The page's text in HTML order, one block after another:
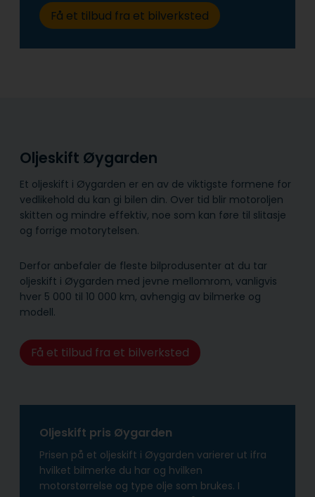
Få et tilbud fra et bilverksted
Oljeskift Øygarden
Et oljeskift i Øygarden er en av de viktigste formene for
vedlikehold du kan gi bilen din. Over tid blir motoroljen
skitten og mindre effektiv, noe som kan føre til slitasje
og forrige motorytelsen.
Derfor anbefaler de fleste bilprodusenter at du tar
oljeskift i Øygarden med jevne mellomrom, vanligvis
hver 5 000 til 10 000 km, avhengig av bilmerke og
modell.
Få et tilbud fra et bilverksted
Oljeskift pris Øygarden
Prisen på et oljeskift i Øygarden varierer ut ifra
hvilket bilmerke du har og hvilken
motorstørrelse og type olje som brukes. I